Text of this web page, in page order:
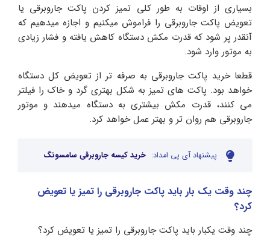
بسیاری از اوقات به طور کلی تمیز کردن پاکت جاروبرقی یا
تعویض پاکت جاروبرقی را فراموش میکنیم و اجازه میدهیم که
آنقدر پر شود که قدرت مکش دستگاه کاهش یافته و فشار زیادی
به موتور وارد شود.
قطعا خرید پاکت جاروبرقی به صرفه تر از تعویض کل دستگاه
خواهد بود. پاکت های تمیز به شکل بهتری گرد و خاک را فیلتر
می کنند، قدرت مکش بیشتری به دستگاه میدهند و موتور
جاروبرقی هم روان تر و بهتر عمل خواهد کرد.
پیشنهاد آی پی امداد: خرید کیسه جاروبرقی سامسونگ
چند وقت یک بار باید پاکت جاروبرقی را تمیز یا تعویض
کرد؟
چند وقت یکبار باید پاکت جاروبرقی را تمیز یا تعویض کرد؟